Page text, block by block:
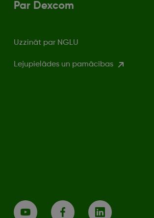
Par Dexcom
Uzzināt par NGLU
Lejupielādes un pamācības